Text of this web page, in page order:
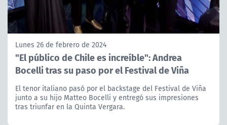
Lunes 26 de febrero de 2024
"El público de Chile es increíble": Andrea
Bocelli tras su paso por el Festival de Viña
El tenor italiano pasó por el backstage del Festival de Viña
junto a su hijo Matteo Bocelli y entregó sus impresiones
tras triunfar en la Quinta Vergara.